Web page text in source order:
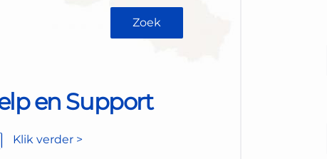
en Support
Klik verder >